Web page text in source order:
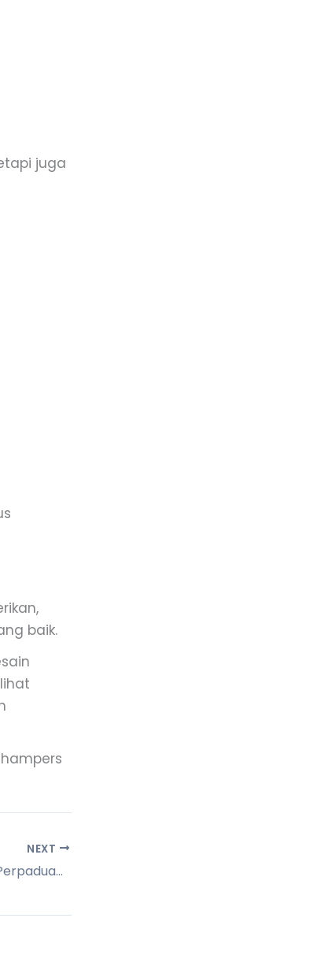
juga
baik.
NEXT
Batik Kontemporer, Perpaduan Tradisi dan Gaya